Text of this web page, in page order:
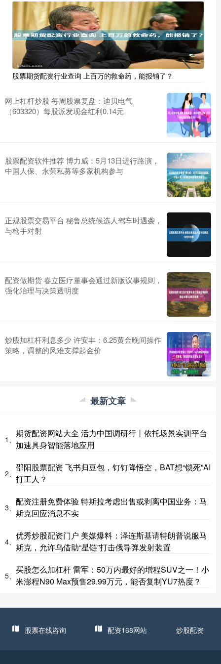
股票期货配资行业查询 上百万的救命药，能报销了？
网上杠杆炒股 每周股票复盘：迪贝电气
（603320）每股派发现金红利0.14元
股票配资软件推荐 博力威：5月13日进行路演，
中国人保、永荣私募等多家机构参与
正规股票交易平台 秘鲁总统候选人驾车时遇袭，
与枪手对射
配资做期货 春立医疗董事会通过新版议事规则，
强化治理与决策透明度
炒股加杠杆利息多少 许安丰：6.25黄金晚间操作
策略，调整的风难支撑起金价
最新文章
1、
期货配资网站大全 活力中国调研行丨依托场景实训平台
加速具身智能落地应用
2、
邵阳股票配资 飞书归豆包，钉钉降悟空，BAT想“锁死”AI
打工人？
3、
配资注册免费体验 特斯拉考虑出售或剥离中国业务：马
斯克回应消息不实
4、
优秀炒股配资门户 美媒爆料：泽连斯基请特朗普说服马
斯克，允许乌借助“星链”打击俄导弹发射装置
5、
买股怎么加杠杆 雷军：50万内最好的增程SUV之一！小
米澎程N90 Max预售29.99万元，能否复制YU7热度？
股票在线咨询 配资168网站 炒股配资